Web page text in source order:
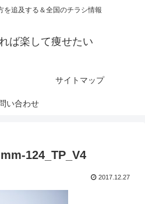
を追及する＆全国のチラシ情報
ば楽して痩せたい
サイトマップ
い合わせ
124_TP_V4
2017.12.27